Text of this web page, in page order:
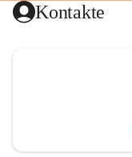
Kontakte